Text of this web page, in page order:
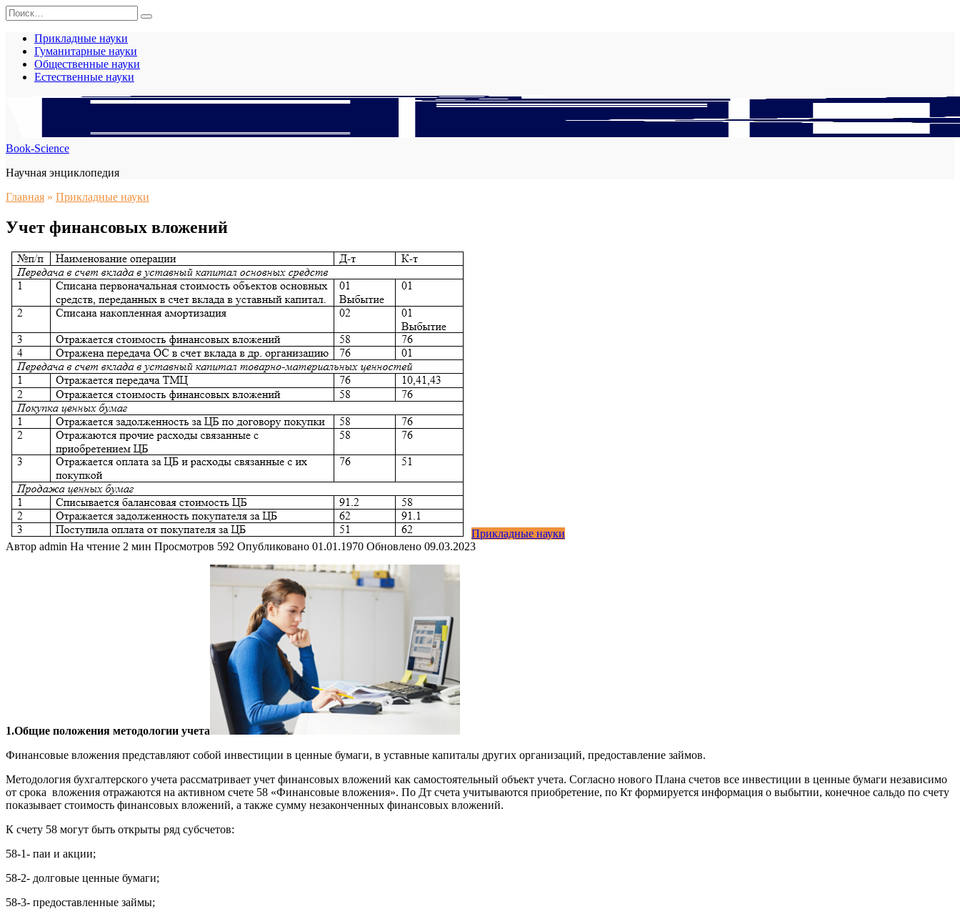
Перейти
к
содержанию
Search
for:
Прикладные науки
Гуманитарные науки
Общественные науки
Естественные науки
Book-Science
Научная энциклопедия
Главная » Прикладные науки
Учет финансовых вложений
Прикладные науки
Автор admin На чтение 2 мин Просмотров 592 Опубликовано 01.01.1970 Обновлено 09.03.2023
1.Общие положения методологии учета
Финансовые вложения представляют собой инвестиции в ценные бумаги, в уставные капиталы других организаций, предоставление займов.
Методология бухгалтерского учета рассматривает учет финансовых вложений как самостоятельный объект учета. Согласно нового Плана счетов все инвестиции в ценные бумаги независимо
от срока вложения отражаются на активном счете 58 «Финансовые вложения». По Дт счета учитываются приобретение, по Кт формируется информация о выбытии, конечное сальдо по счету
показывает стоимость финансовых вложений, а также сумму незаконченных финансовых вложений.
К счету 58 могут быть открыты ряд субсчетов:
58-1- паи и акции;
58-2- долговые ценные бумаги;
58-3- предоставленные займы;